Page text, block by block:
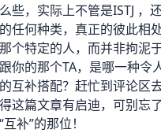
些，实际上不管是ISTJ ，
任何种类，真正的彼此相
个特定的人，而并非拘泥
你的那个TA，是哪一种令
互补搭配？赶忙到评论区
这篇文章有启迪，可别忘
补”的那位！